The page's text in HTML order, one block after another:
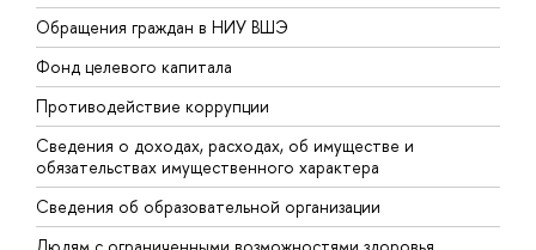
Обращения граждан в НИУ ВШЭ
Фонд целевого капитала
Противодействие коррупции
Сведения о доходах, расходах, об имуществе и
обязательствах имущественного характера
Сведения об образовательной организации